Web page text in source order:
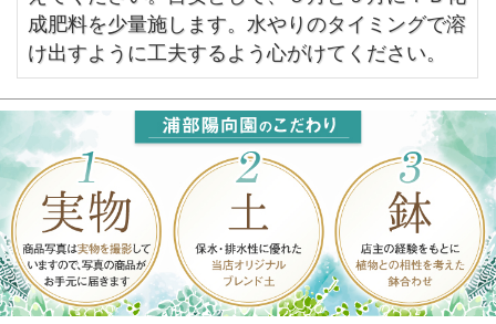
成肥料を少量施します。水やりのタイミングで溶
け出すように工夫するよう心がけてください。